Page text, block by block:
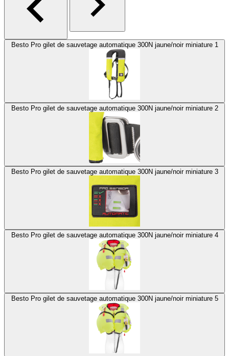
Besto Pro gilet de sauvetage automatique 300N jaune/noir miniature 1
Besto Pro gilet de sauvetage automatique 300N jaune/noir miniature 2
Besto Pro gilet de sauvetage automatique 300N jaune/noir miniature 3
Besto Pro gilet de sauvetage automatique 300N jaune/noir miniature 4
Besto Pro gilet de sauvetage automatique 300N jaune/noir miniature 5